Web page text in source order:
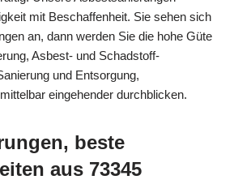
mit Beschaffenheit. Sie sehen sich
an, dann werden Sie die hohe Güte
Asbest- und Schadstoff-
und Entsorgung,
eingehender durchblicken.
beste
aus 73345